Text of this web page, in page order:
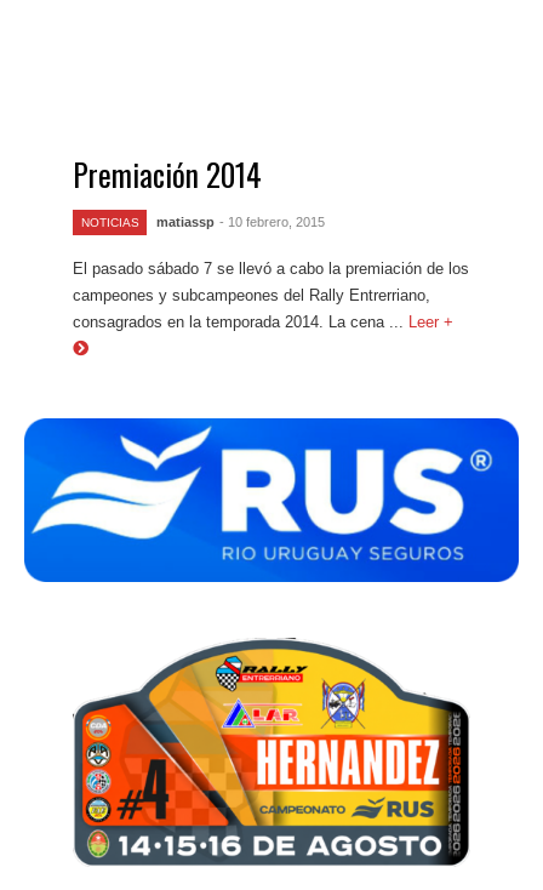
Premiación 2014
NOTICIAS matiassp - 10 febrero, 2015
El pasado sábado 7 se llevó a cabo la premiación de los
campeones y subcampeones del Rally Entrerriano,
consagrados en la temporada 2014. La cena ...
Leer +